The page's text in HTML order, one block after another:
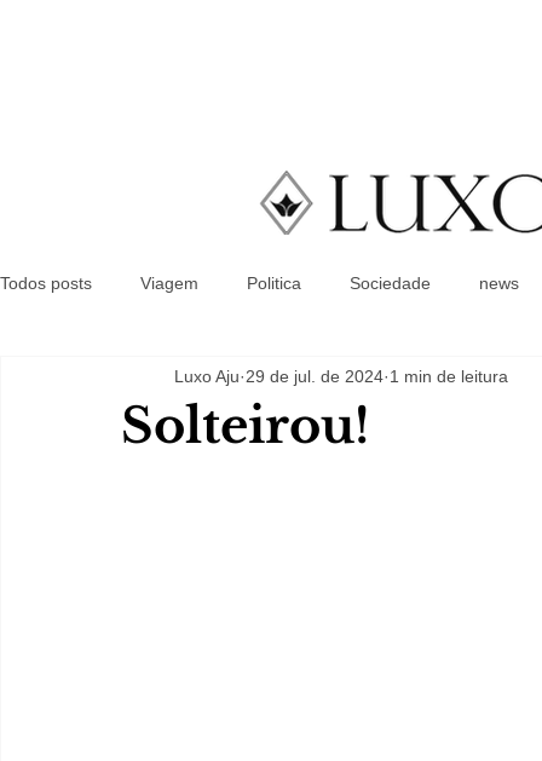
Todos posts Viagem Politica Sociedade news
Solteirou!
Luxo Aju 29 de jul. de 2024 1 min de leitura